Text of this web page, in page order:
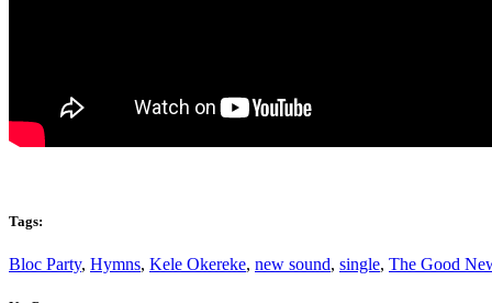
Tags:
Bloc Party, Hymns, Kele Okereke, new sound, single, The Good